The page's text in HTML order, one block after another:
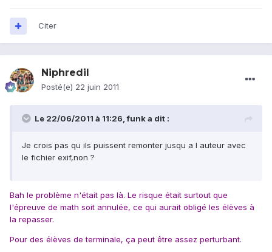
Citer
Niphredil
Posté(e) 22 juin 2011
Le 22/06/2011 à 11:26, funk a dit :
Je crois pas qu ils puissent remonter jusqu a l auteur avec
le fichier exif,non ?
Bah le problème n'était pas là. Le risque était surtout que
l'épreuve de math soit annulée, ce qui aurait obligé les élèves à
la repasser.
Pour des élèves de terminale, ça peut être assez perturbant.